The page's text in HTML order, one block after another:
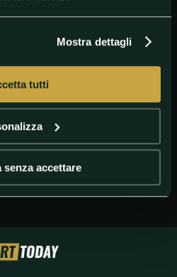
Mostra dettagli
tutti
senza accettare
Olimpiadi